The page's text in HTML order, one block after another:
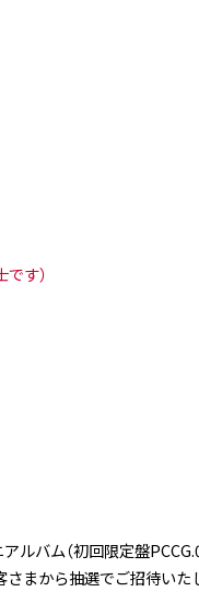
す）
ルバム（初回限定盤
まから抽選でご招待いた